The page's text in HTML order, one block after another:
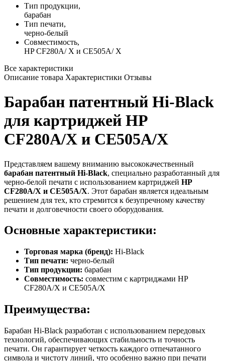
Тип продукции,
барабан
Тип печати,
черно-белый
Совместимость,
HP CF280A/ X и CE505A/ X
Все характеристики
Описание товара Характеристики Отзывы
Барабан патентный Hi-Black
для картриджей HP
CF280A/X и CE505A/X
Представляем вашему вниманию высококачественный
барабан патентный Hi-Black, специально разработанный для
черно-белой печати с использованием картриджей HP
CF280A/X и CE505A/X. Этот барабан является идеальным
решением для тех, кто стремится к безупречному качеству
печати и долговечности своего оборудования.
Основные характеристики:
Торговая марка (бренд): Hi-Black
Тип печати: черно-белый
Тип продукции: барабан
Совместимость: совместим с картриджами HP
CF280A/X и CE505A/X
Преимущества:
Барабан Hi-Black разработан с использованием передовых
технологий, обеспечивающих стабильность и точность
печати. Он гарантирует четкость каждого отпечатанного
символа и чистоту линий, что особенно важно при печати